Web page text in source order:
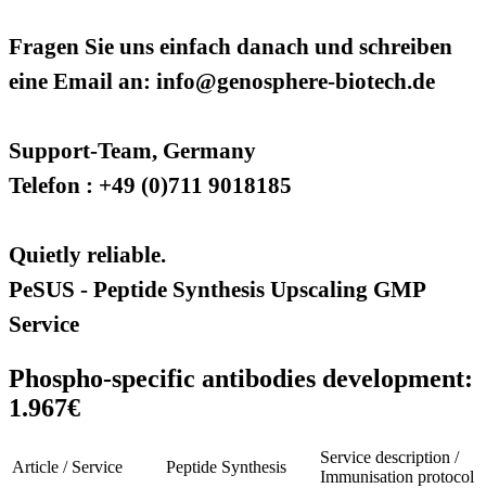
Fragen Sie uns einfach danach und schreiben
eine Email an: info@genosphere-biotech.de
Support-Team, Germany
Telefon : +49 (0)711 9018185
Quietly reliable.
PeSUS - Peptide Synthesis Upscaling GMP
Service
Phospho-specific antibodies development:
1.967€
Article / Service Peptide Synthesis
Service description /
Immunisation protocol